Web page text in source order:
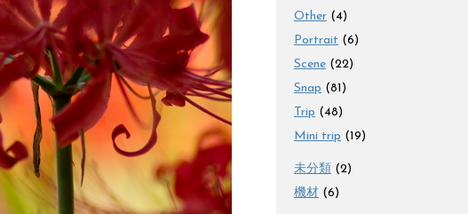
Other (4)
Portrait (6)
Scene (22)
Snap (81)
Trip (48)
Mini trip (19)
未分類 (2)
機材 (6)